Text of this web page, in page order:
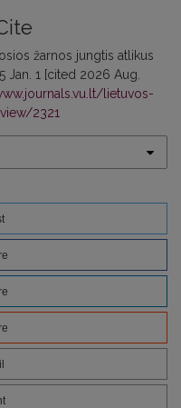
žarnos jungtis atlikus
Jan. 1 [cited 2026 Aug.
lietuvos-
2321